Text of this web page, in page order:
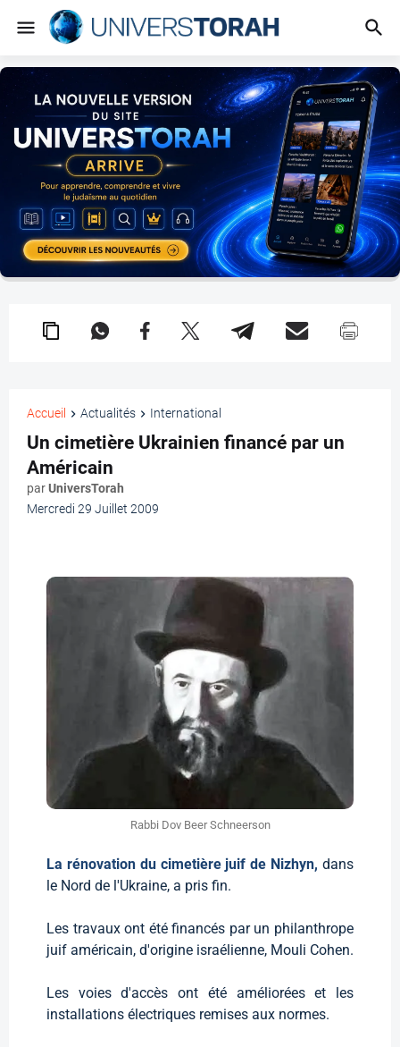
Accueil Actualités International
Un cimetière Ukrainien financé par un
Américain
parUniversTorah
Mercredi 29 Juillet 2009
Rabbi Dov Beer Schneerson
La rénovation du cimetière juif de Nizhyn, dans
le Nord de l'Ukraine, a pris fin.
Les travaux ont été financés par un philanthrope
juif américain, d'origine israélienne, Mouli Cohen.
Les voies d'accès ont été améliorées et les
installations électriques remises aux normes.